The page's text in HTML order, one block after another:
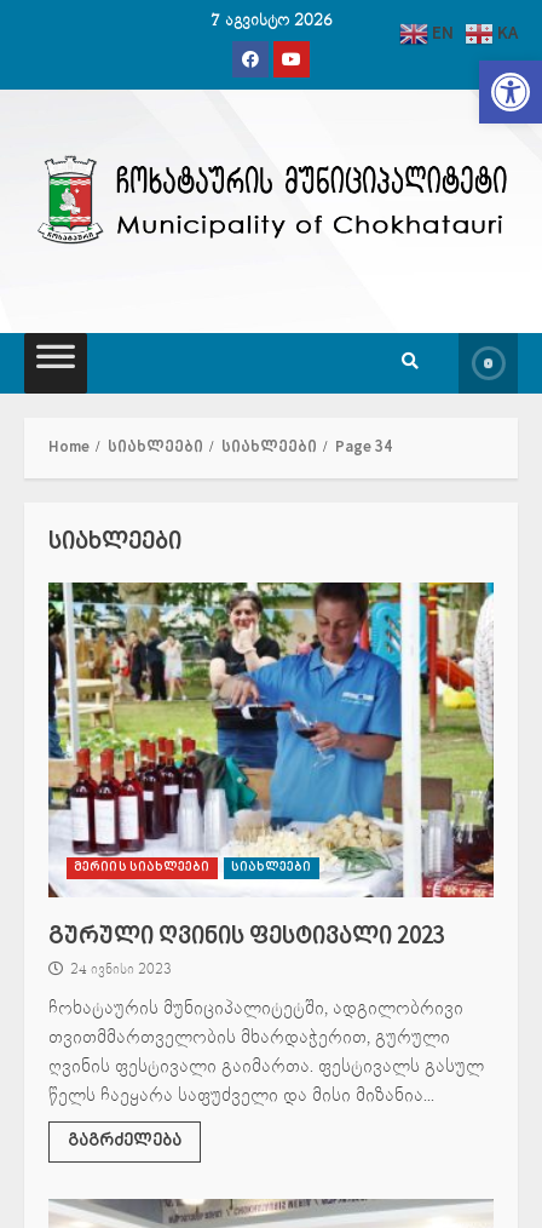
7 აგვისტო 2026
Home სიახლეები სიახლეები Page 34
სიახლეები
მერიის სიახლეები სიახლეები
გურული ღვინის ფესტივალი 2023
24 ივნისი 2023
ჩოხატაურის მუნიციპალიტეტში, ადგილობრივი
თვითმმართველობის მხარდაჭერით, გურული
ღვინის ფესტივალი გაიმართა. ფესტივალს გასულ
წელს ჩაეყარა საფუძველი და მისი მიზანია...
გაგრძელება
EN KA